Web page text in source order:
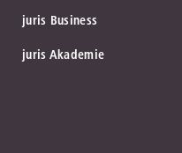
juris Business
juris Akademie